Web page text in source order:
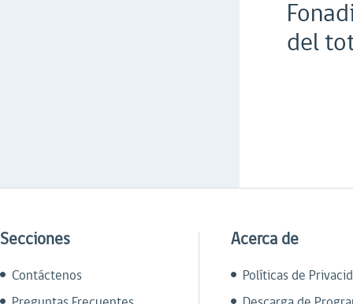
del
Secciones
Contáctenos
Acerca de
Políticas de